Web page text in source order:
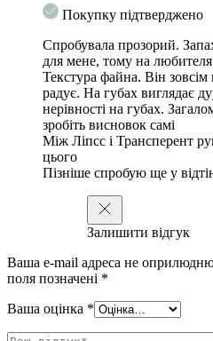
Покупку підтверджено
Спробувала прозорий.
для мене, тому на
Текстура файна. Він
радує. На губах виглядає
нерівності на губах.
зробіть висновок самі
Між Ліпсс і Трансперент
цього
Пізніше спробую ще у
Залишити відгук
Ваша e-mail адреса не
поля позначені *
Ваша оцінка *